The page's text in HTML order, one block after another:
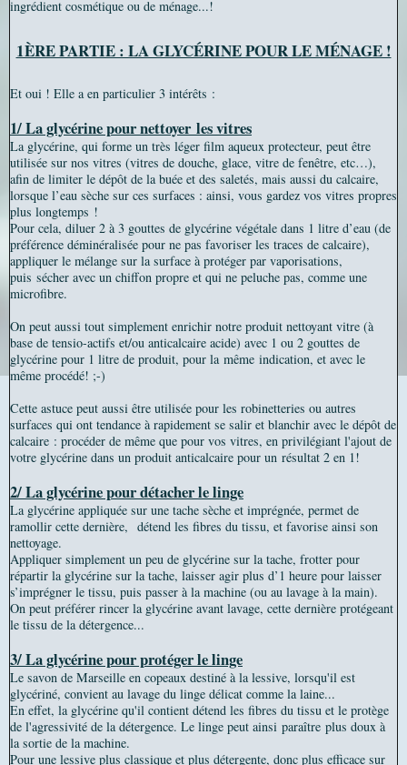
ingrédient cosmétique ou de ménage...!
1ÈRE PARTIE : LA GLYCÉRINE POUR LE MÉNAGE !
Et oui ! Elle a en particulier 3 intérêts :
1/ La glycérine pour nettoyer les vitres
La glycérine, qui forme un très léger film aqueux protecteur, peut être
utilisée sur nos vitres (vitres de douche, glace, vitre de fenêtre, etc…),
afin de limiter le dépôt de la buée et des saletés, mais aussi du calcaire,
lorsque l’eau sèche sur ces surfaces : ainsi, vous gardez vos vitres propres
plus longtemps !
Pour cela, diluer 2 à 3 gouttes de glycérine végétale dans 1 litre d’eau (de
préférence déminéralisée pour ne pas favoriser les traces de calcaire),
appliquer le mélange sur la surface à protéger par vaporisations,
puis sécher avec un chiffon propre et qui ne peluche pas, comme une
microfibre.
On peut aussi tout simplement enrichir notre produit nettoyant vitre (à
base de tensio-actifs et/ou anticalcaire acide) avec 1 ou 2 gouttes de
glycérine pour 1 litre de produit, pour la même indication, et avec le
même procédé! ;-)
Cette astuce peut aussi être utilisée pour les robinetteries ou autres
surfaces qui ont tendance à rapidement se salir et blanchir avec le dépôt de
calcaire : procéder de même que pour vos vitres, en privilégiant l'ajout de
votre glycérine dans un produit anticalcaire pour un résultat 2 en 1!
2/ La glycérine pour détacher le linge
La glycérine appliquée sur une tache sèche et imprégnée, permet de
ramollir cette dernière, détend les fibres du tissu, et favorise ainsi son
nettoyage.
Appliquer simplement un peu de glycérine sur la tache, frotter pour
répartir la glycérine sur la tache, laisser agir plus d’1 heure pour laisser
s’imprégner le tissu, puis passer à la machine (ou au lavage à la main).
On peut préférer rincer la glycérine avant lavage, cette dernière protégeant
le tissu de la détergence...
3/ La glycérine pour protéger le linge
Le savon de Marseille en copeaux destiné à la lessive, lorsqu'il est
glycériné, convient au lavage du linge délicat comme la laine...
En effet, la glycérine qu'il contient détend les fibres du tissu et le protège
de l'agressivité de la détergence. Le linge peut ainsi paraître plus doux à
la sortie de la machine.
Pour une lessive plus classique et plus détergente, donc plus efficace sur